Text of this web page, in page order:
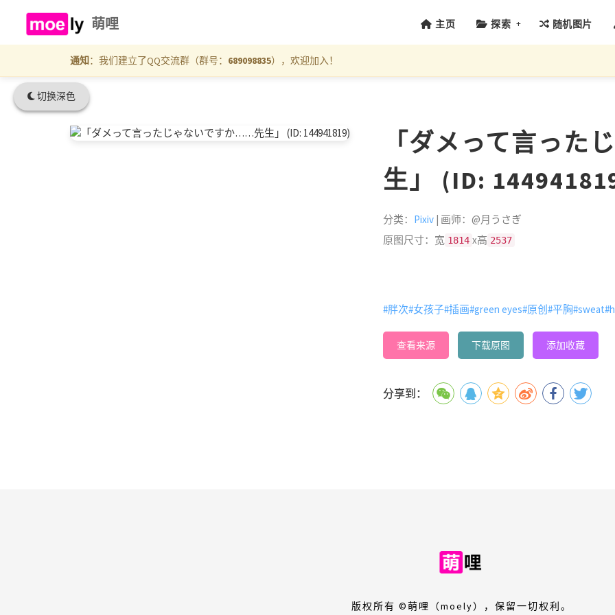
切换深色
萌哩 主页 探索 + 随机图片
通知：我们建立了QQ交流群（群号： 689098835），欢迎加入！
「ダメって言っ
生」 (ID:
分类： Pixiv | 画师：@月うさぎ
原图尺寸：宽 1814 x高 2537
#胖次#女孩子#插画#green eyes#原创#平胸#sweat
查看来源 下载原图 添加收藏
分享到：
版权所有 ©萌哩（moely），保留一切权利。